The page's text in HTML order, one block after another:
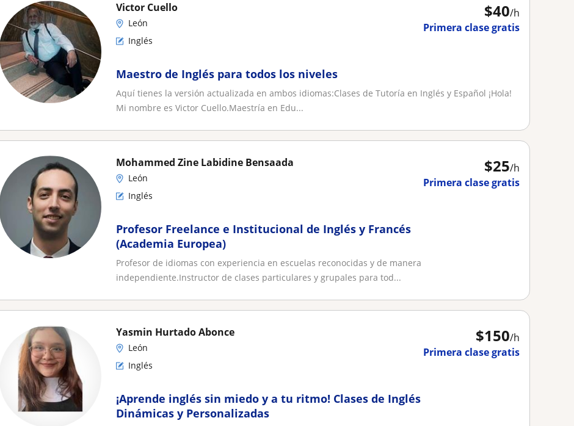
$40/h
Primera clase gratis
Victor Cuello
León
Inglés
Maestro de Inglés para todos los niveles
Aquí tienes la versión actualizada en ambos idiomas:Clases de Tutoría en Inglés y Español ¡Hola!
Mi nombre es Victor Cuello.Maestría en Edu...
$25/h
Primera clase gratis
Mohammed Zine Labidine Bensaada
León
Inglés
Profesor Freelance e Institucional de Inglés y Francés
(Academia Europea)
Profesor de idiomas con experiencia en escuelas reconocidas y de manera
independiente.Instructor de clases particulares y grupales para tod...
$150/h
Primera clase gratis
Yasmin Hurtado Abonce
León
Inglés
¡Aprende inglés sin miedo y a tu ritmo! Clases de Inglés
Dinámicas y Personalizadas